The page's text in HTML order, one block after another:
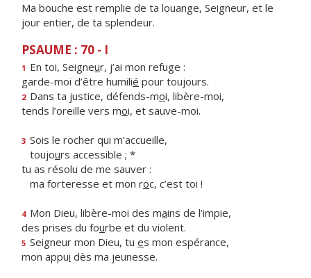
Ma bouche est remplie de ta louange, Seigneur, et le
jour entier, de ta splendeur.
PSAUME : 70 - I
1 En toi, Seigneur, j’ai mon refuge :
garde-moi d’être humilié pour toujours.
2 Dans ta justice, défends-moi, libère-moi,
tends l’oreille vers moi, et sauve-moi.
3 Sois le rocher qui m’accueille,
toujours accessible ; *
tu as résolu de me sauver :
ma forteresse et mon roc, c’est toi !
4 Mon Dieu, libère-moi des mains de l’impie,
des prises du fourbe et du violent.
5 Seigneur mon Dieu, tu es mon espérance,
mon appui dès ma jeunesse.